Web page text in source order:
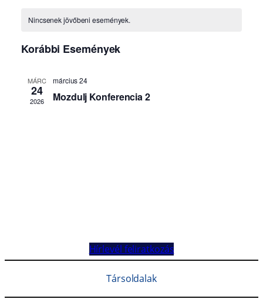
Hírlevél feliratkozás
Társoldalak